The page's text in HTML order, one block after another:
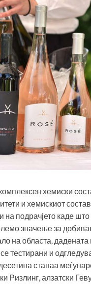
хемиски
и хемискиот
подрачјето каде што
значење за
на областа,
тестирани и
станаа
Ризлинг, алзатски